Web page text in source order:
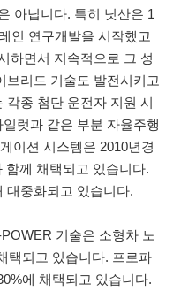
아닙니다. 특히 닛산은 1
인 연구개발을 시작했고
하면서 지속적으로 그 성
브리드 기술도 발전시키고
각종 첨단 운전자 지원 시
럿과 같은 부분 자율주행
이션 시스템은 2010년경
함께 채택되고 있습니다.
대중화되고 있습니다.
기술은 소형차 노
택되고 있습니다. 프로파
에 채택되고 있습니다.